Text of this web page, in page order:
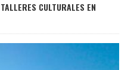
CULTURALES EN